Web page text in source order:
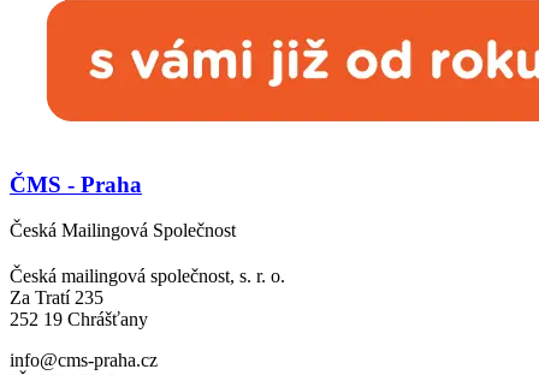
ČMS - Praha
Česká Mailingová Společnost
Česká mailingová společnost, s. r. o.
Za Tratí 235
252 19 Chrášťany
info@cms-praha.cz